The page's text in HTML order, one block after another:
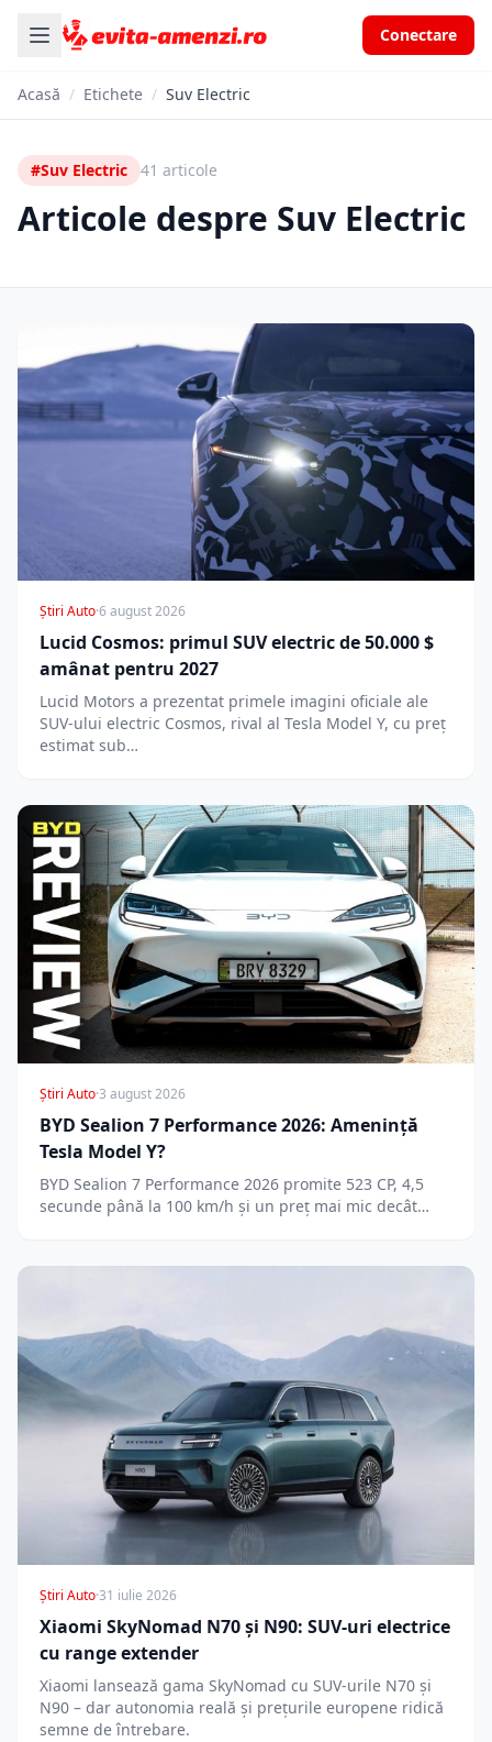
Conectare
Acasă / Etichete / Suv Electric
#Suv Electric 41 articole
Articole despre Suv Electric
Știri Auto·6 august 2026
Lucid Cosmos: primul SUV electric de 50.000 $
amânat pentru 2027
Lucid Motors a prezentat primele imagini oficiale ale
SUV-ului electric Cosmos, rival al Tesla Model Y, cu preț
estimat sub…
Știri Auto·3 august 2026
BYD Sealion 7 Performance 2026: Amenință
Tesla Model Y?
BYD Sealion 7 Performance 2026 promite 523 CP, 4,5
secunde până la 100 km/h și un preț mai mic decât…
Știri Auto·31 iulie 2026
Xiaomi SkyNomad N70 și N90: SUV-uri electrice
cu range extender
Xiaomi lansează gama SkyNomad cu SUV-urile N70 și
N90 – dar autonomia reală și prețurile europene ridică
semne de întrebare.